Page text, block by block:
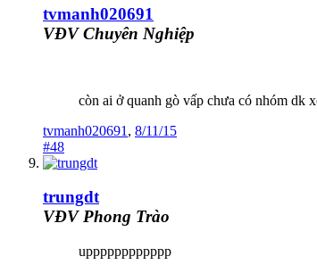
tvmanh020691
VĐV Chuyên Nghiệp
còn ai ở quanh gò vấp chưa có nhóm dk
tvmanh020691 , 8/11/15
#48
trungdt
VĐV Phong Trào
upppppppppppp